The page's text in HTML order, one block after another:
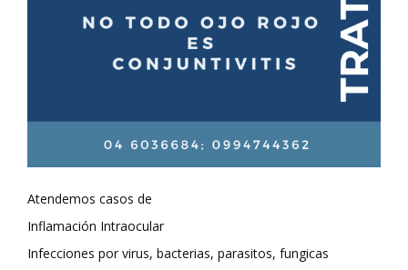
Atendemos casos de
Inflamación Intraocular
Infecciones por virus, bacterias, parasitos, fungicas